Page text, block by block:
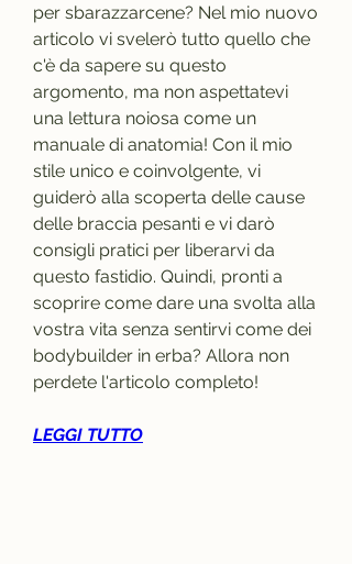
per sbarazzarcene? Nel mio nuovo
articolo vi svelerò tutto quello che
c'è da sapere su questo
argomento, ma non aspettatevi
una lettura noiosa come un
manuale di anatomia! Con il mio
stile unico e coinvolgente, vi
guiderò alla scoperta delle cause
delle braccia pesanti e vi darò
consigli pratici per liberarvi da
questo fastidio. Quindi, pronti a
scoprire come dare una svolta alla
vostra vita senza sentirvi come dei
bodybuilder in erba? Allora non
perdete l'articolo completo!
LEGGI TUTTO